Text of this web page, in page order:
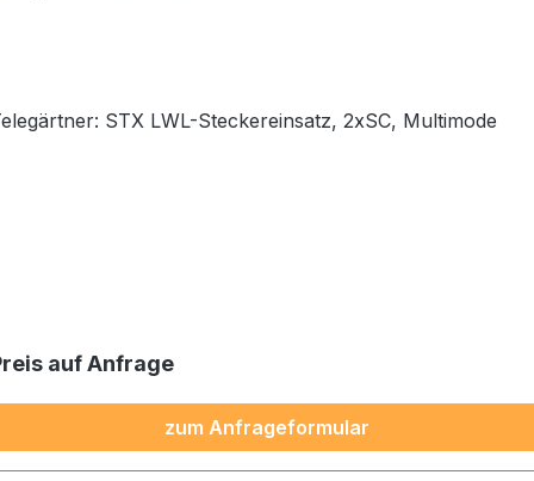
Telegärtner: STX LWL-Steckereinsatz, 2xSC, Multimode
auf Anfrage
zum Anfrageformular